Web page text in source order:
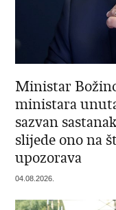
Ministar
ministara
sazvan
slijede ono na
upozorava
04.08.2026.